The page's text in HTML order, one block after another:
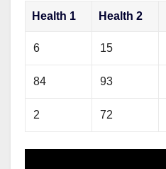
Health 1 Health 2
6 15
84 93
2 72